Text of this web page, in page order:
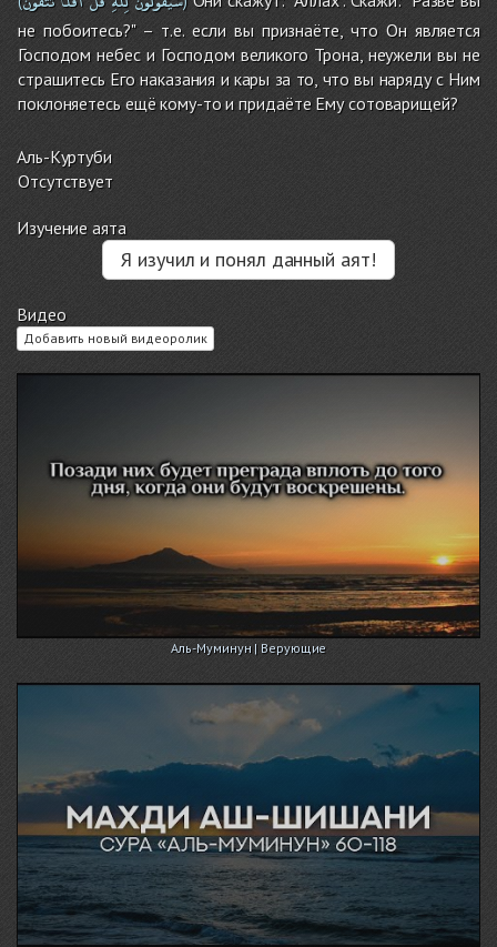
не побоитесь?" – т.е. если вы признаёте, что Он является
Господом небес и Господом великого Трона, неужели вы не
страшитесь Его наказания и кары за то, что вы наряду с Ним
поклоняетесь ещё кому-то и придаёте Ему сотоварищей?
Аль-Куртуби
Отсутствует
Изучение аята
Я изучил и понял данный аят!
Видео
Добавить новый видеоролик
Аль-Муминун | Верующие